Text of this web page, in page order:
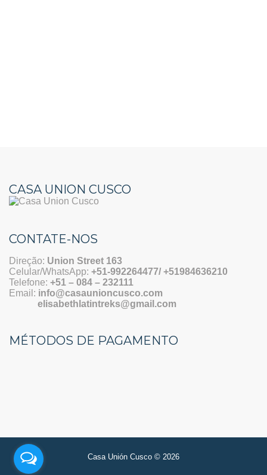
CASA UNION CUSCO
CONTATE-NOS
Direção: Union Street 163
Celular/WhatsApp: +51-992264477/ +51984636210
Telefone: +51 – 084 – 232111
Email: info@casaunioncusco.com
elisabethlatintreks@gmail.com
MÉTODOS DE PAGAMENTO
Casa Unión Cusco © 2026